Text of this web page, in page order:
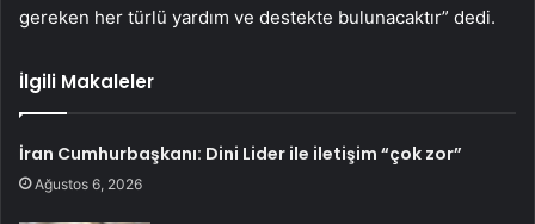
gereken her türlü yardım ve destekte bulunacaktır” dedi.
İlgili Makaleler
İran Cumhurbaşkanı: Dini Lider ile iletişim “çok zor”
Ağustos 6, 2026